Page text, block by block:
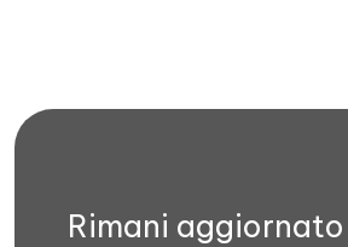
Rimani aggiornato